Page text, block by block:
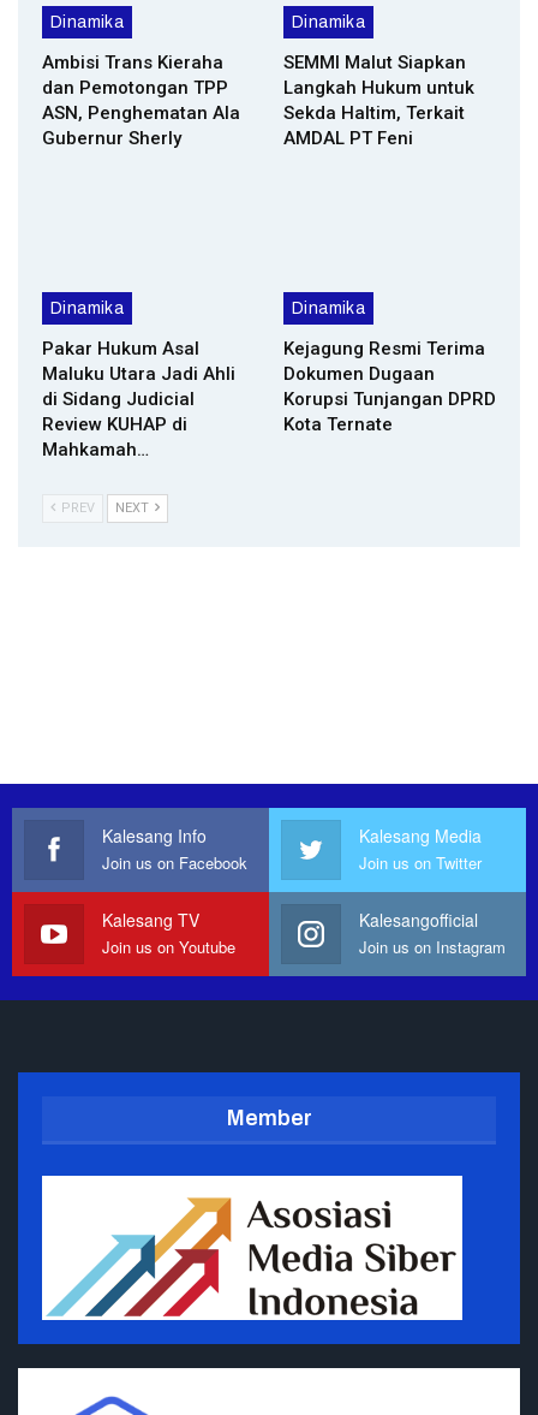
Dinamika
Ambisi Trans Kieraha
dan Pemotongan TPP
ASN, Penghematan Ala
Gubernur Sherly
Dinamika
SEMMI Malut Siapkan
Langkah Hukum untuk
Sekda Haltim, Terkait
AMDAL PT Feni
Dinamika
Pakar Hukum Asal
Maluku Utara Jadi Ahli
di Sidang Judicial
Review KUHAP di
Mahkamah…
Dinamika
Kejagung Resmi Terima
Dokumen Dugaan
Korupsi Tunjangan DPRD
Kota Ternate
PREV NEXT
Kalesang Info
Join us on Facebook
Kalesang Media
Join us on Twitter
Kalesang TV
Join us on Youtube
Kalesangofficial
Join us on Instagram
Member